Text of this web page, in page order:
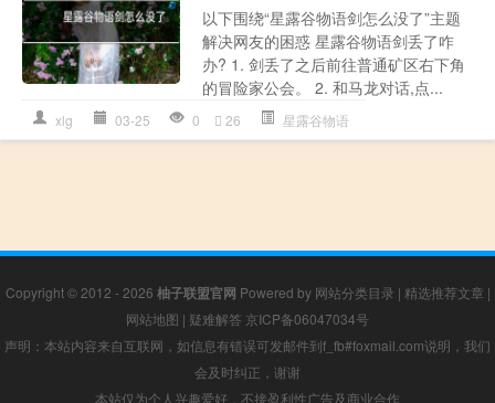
以下围绕“星露谷物语剑怎么没了”主题
解决网友的困惑 星露谷物语剑丢了咋
办? 1. 剑丢了之后前往普通矿区右下角
的冒险家公会。 2. 和马龙对话,点...
xlg 03-25 0 26 星露谷物语
Copyright © 2012 - 2026 柚子联盟官网 Powered by 网站分类目录 | 精选推荐文章 |
网站地图 | 疑难解答 京ICP备06047034号
声明：本站内容来自互联网，如信息有错误可发邮件到f_fb#foxmail.com说明，我们
会及时纠正，谢谢
本站仅为个人兴趣爱好，不接盈利性广告及商业合作